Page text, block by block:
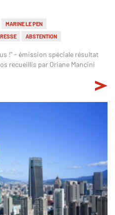
MARINE LE PEN
ABSTENTION
!" - émission spéciale résultat
recueillis par Oriane Mancini